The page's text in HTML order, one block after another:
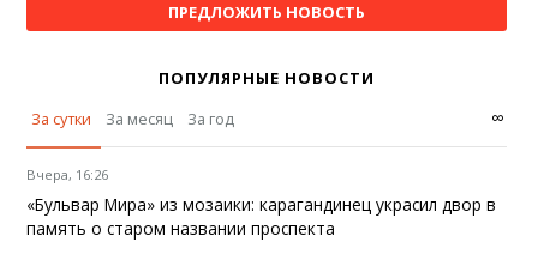
ПРЕДЛОЖИТЬ НОВОСТЬ
ПОПУЛЯРНЫЕ НОВОСТИ
За сутки
За месяц За год ∞
Вчера, 16:26
«Бульвар Мира» из мозаики: карагандинец украсил двор в
память о старом названии проспекта